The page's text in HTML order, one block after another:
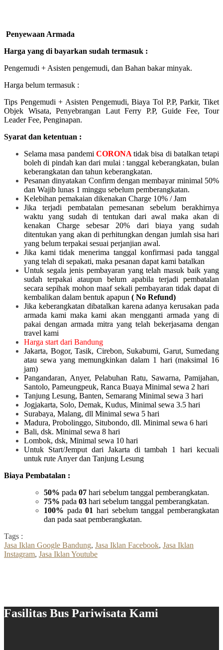
Penyewaan Armada
Harga yang di bayarkan sudah termasuk :
Pengemudi + Asisten pengemudi, dan Bahan bakar minyak.
Harga belum termasuk :
Tips Pengemudi + Asisten Pengemudi, Biaya Tol P.P, Parkir, Tiket
Objek Wisata, Penyebrangan Laut Ferry P.P, Guide Fee, Tour
Leader Fee, Penginapan.
Syarat dan ketentuan :
Selama masa pandemi CORONA tidak bisa di batalkan tetapi
boleh di pindah kan dari mulai :tanggal keberangkatan, bulan
keberangkatan dan tahun keberangkatan.
Pesanan dinyatakan Confirm dengan membayar minimal 50%
dan Wajib lunas 1 minggu sebelum pemberangkatan.
Kelebihan pemakaian dikenakan Charge 10% / Jam
Jika terjadi pembatalan pemesanan sebelum berakhirnya
waktu yang sudah di tentukan dari awal maka akan di
kenakan Charge sebesar 20% dari biaya yang sudah
ditentukan yang akan di perhitungkan dengan jumlah sisa hari
yang belum terpakai sesuai perjanjian awal.
Jika kami tidak menerima tanggal konfirmasi pada tanggal
yang telah di sepakati, maka pesanan dapat kami batalkan
Untuk segala jenis pembayaran yang telah masuk baik yang
sudah terpakai ataupun belum apabila terjadi pembatalan
secara sepihak mohon maaf sekali pembayaran tidak dapat di
kembalikan dalam bentuk apapun ( No Refund)
Jika keberangkatan dibatalkan karena adanya kerusakan pada
armada kami maka kami akan mengganti armada yang di
pakai dengan armada mitra yang telah bekerjasama dengan
travel kami
Harga start dari Bandung
Jakarta, Bogor, Tasik, Cirebon, Sukabumi, Garut, Sumedang
atau sewa yang memungkinkan dalam 1 hari (maksimal 16
jam)
Pangandaran, Anyer, Pelabuhan Ratu, Sawarna, Pamijahan,
Santolo, Pameungpeuk, Ranca Buaya Minimal sewa 2 hari
Tanjung Lesung, Banten, Semarang Minimal sewa 3 hari
Jogjakarta, Solo, Demak, Kudus, Minimal sewa 3.5 hari
Surabaya, Malang, dll Minimal sewa 5 hari
Madura, Probolinggo, Situbondo, dll. Minimal sewa 6 hari
Bali, dsk. Minimal sewa 8 hari
Lombok, dsk, Minimal sewa 10 hari
Untuk Start/Jemput dari Jakarta di tambah 1 hari kecuali
untuk rute Anyer dan Tanjung Lesung
Biaya Pembatalan :
50% pada 07 hari sebelum tanggal pemberangkatan.
75% pada 03 hari sebelum tanggal pemberangkatan.
100% pada01 hari sebelum tanggal pemberangkatan
dan pada saat pemberangkatan.
Tags :
Jasa Iklan Google Bandung, Jasa Iklan Facebook, Jasa Iklan
Instagram, Jasa Iklan Youtube
Fasilitas Bus Pariwisata Kami